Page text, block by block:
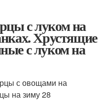
с луком на
Хрустящие
с луком на